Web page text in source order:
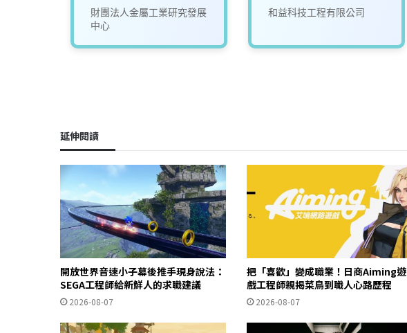
財團法人金屬工業研究發展
中心
和益科技工程有限公司
延伸閱讀
開放世界音速小子幕後推手現身說法：
SEGA工程師給新鮮人的求職建議
2026-08-07
把「喜歡」變成職業！日商Aiming遊
戲工程師親揭菜鳥到職人心路歷程
2026-08-07